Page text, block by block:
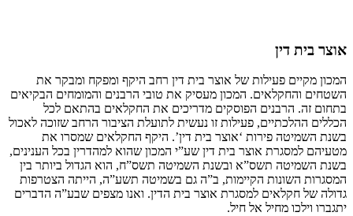
אוצר בית דין
המכון מקיים פעילות של אוצר בית דין רחב היקף ומפקח ומבקר את
השטחים והחקלאים. המכון מעסיק את טובי הרבנים והמומחים הבקיאים
בתחום זה. הרבנים הפוסקים מדריכים את החקלאים בהתאם לכל
הכללים ההלכתיים, פעילות זו נעשית לתועלת הציבור הרחב שזוכה לאכול
בשנת השמיטה פירות ‘אוצר בית דין’. היקף החקלאים שמסרו את
מטעיהם למסגרת אוצר בית דין שע”י המכון שהוא למהדרין בכל הענינים,
בשנת השמיטה תשס”א ובשנת השמיטה תשס”ח, הוא הגדול ביותר בין
המסגרות השונות הקיימות, ב”ה גם בשמיטה תשע”ה, הייתה הצטרפות
גדולה של חקלאים למסגרת אוצר בית הדין. ואנו מצפים שבע”ה הדברים
יתגברו וילכו מחיל אל חיל.